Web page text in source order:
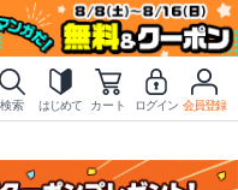
検索 はじめて カート ログイン 会員登録